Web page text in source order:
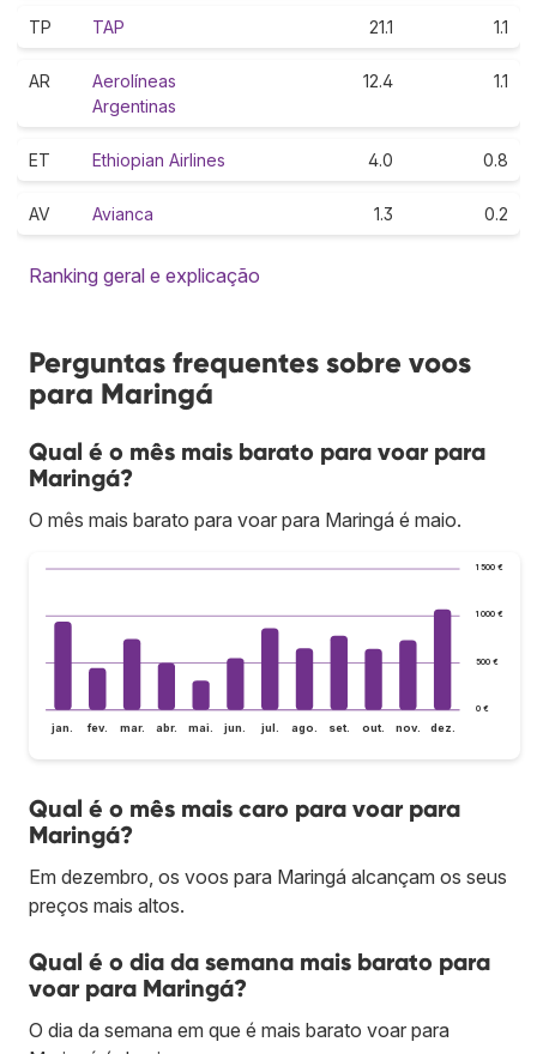
TP TAP 21.1 1.1
AR
Aerolíneas
Argentinas
12.4 1.1
ET Ethiopian Airlines 4.0 0.8
AV Avianca 1.3 0.2
Ranking geral e explicação
Perguntas frequentes sobre voos
para Maringá
Qual é o mês mais barato para voar para
Maringá?
O mês mais barato para voar para Maringá é maio.
0 €
500 €
1 000 €
1 500 €
jan. fev. mar. abr. mai. jun. jul. ago. set. out. nov. dez.
Qual é o mês mais caro para voar para
Maringá?
Em dezembro, os voos para Maringá alcançam os seus
preços mais altos.
Qual é o dia da semana mais barato para
voar para Maringá?
O dia da semana em que é mais barato voar para